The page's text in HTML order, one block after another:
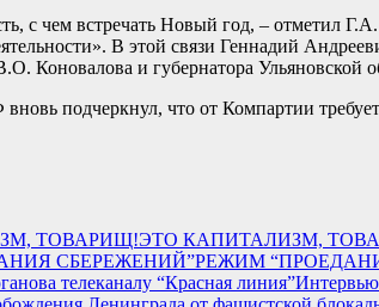
с чем встречать Новый год, – отметил
В этой связи Геннадий
Коновалова и губернатора Ульяновской
подчеркнул, что от Компартии
ЭТО КАПИТАЛИЗМ,
РЕЖИМ
Интервью